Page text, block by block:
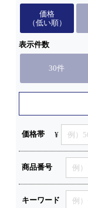
価格
（低い順）
表示件数
30件
価格帯 ¥
商品番号
キーワード